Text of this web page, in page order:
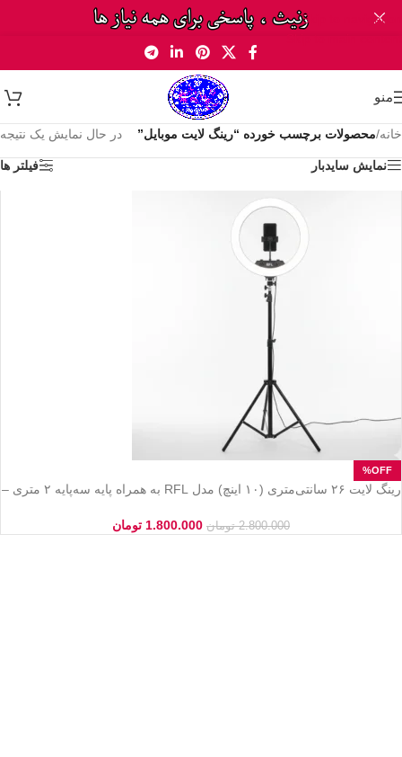
Skip to navigation
منو
خانه/محصولات برچسب خورده “رینگ لایت موبایل” در حال نمایش یک نتیجه
نمایش سایدبار فیلتر ها
رینگ لایت ۲۶ سانتی‌متری (۱۰ اینچ) مدل RFL به همراه پایه سه‌پایه ۲ متری –
2.800.000 تومان 1.800.000 تومان